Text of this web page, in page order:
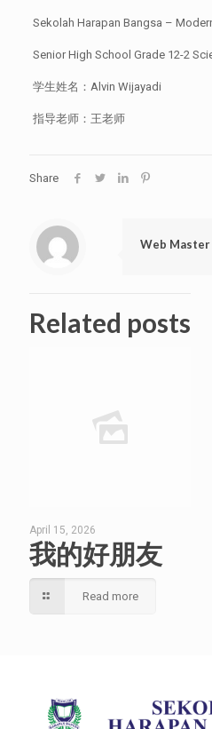
Sekolah Harapan Bangsa –
Senior High School Grade 12-2
学生姓名：
指导老师：王老师
Share
Web Master
Related posts
April 15, 2026
我的好朋友
Read more